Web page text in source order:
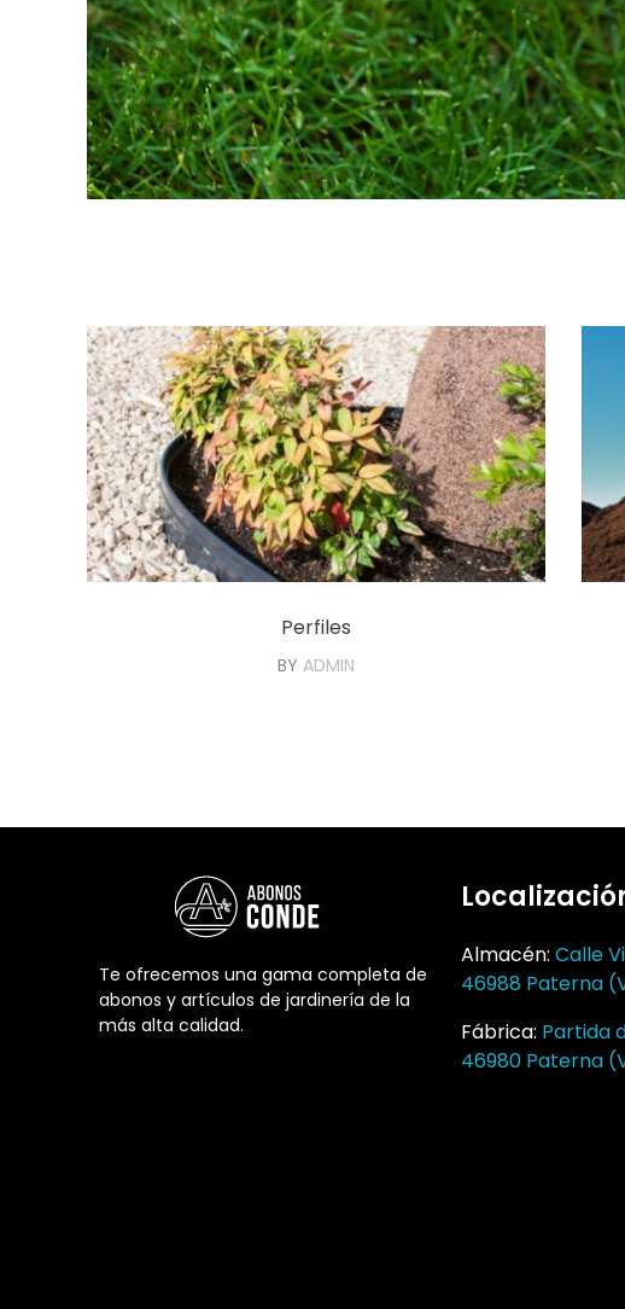
Perfiles
BY ADMIN
Te ofrecemos una gama completa de
abonos y artículos de jardinería de la
más alta calidad.
Almacén: Calle
46988 Paterna
Fábrica: Partida
46980 Paterna